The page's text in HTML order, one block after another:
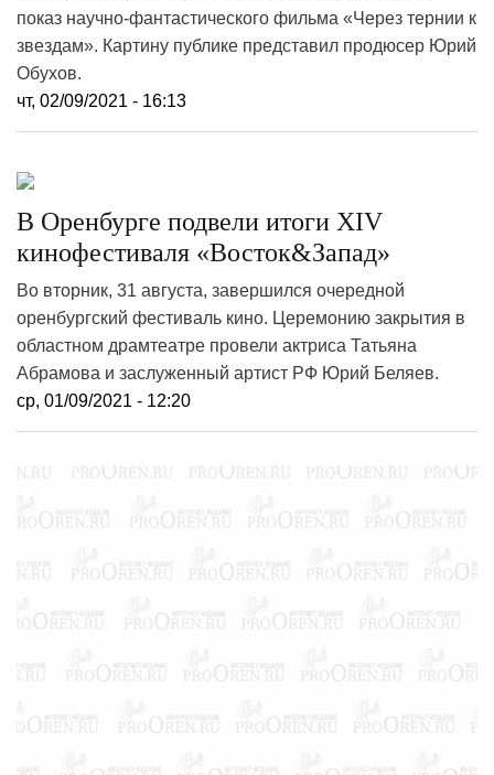
показ научно-фантастического фильма «Через тернии к
звездам». Картину публике представил продюсер Юрий
Обухов.
чт, 02/09/2021 - 16:13
В Оренбурге подвели итоги XIV
кинофестиваля «Восток&Запад»
Во вторник, 31 августа, завершился очередной
оренбургский фестиваль кино. Церемонию закрытия в
областном драмтеатре провели актриса Татьяна
Абрамова и заслуженный артист РФ Юрий Беляев.
ср, 01/09/2021 - 12:20